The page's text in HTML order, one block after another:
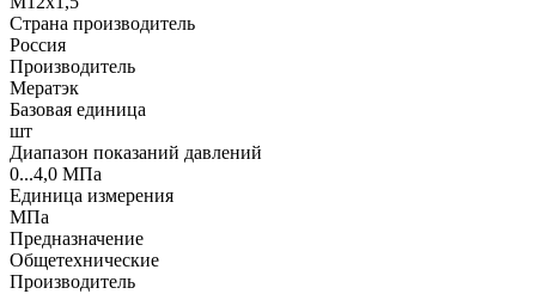
Страна производитель
Россия
Производитель
Мератэк
Базовая единица
шт
Диапазон показаний давлений
0...4,0 МПа
Единица измерения
МПа
Предназначение
Общетехнические
Производитель